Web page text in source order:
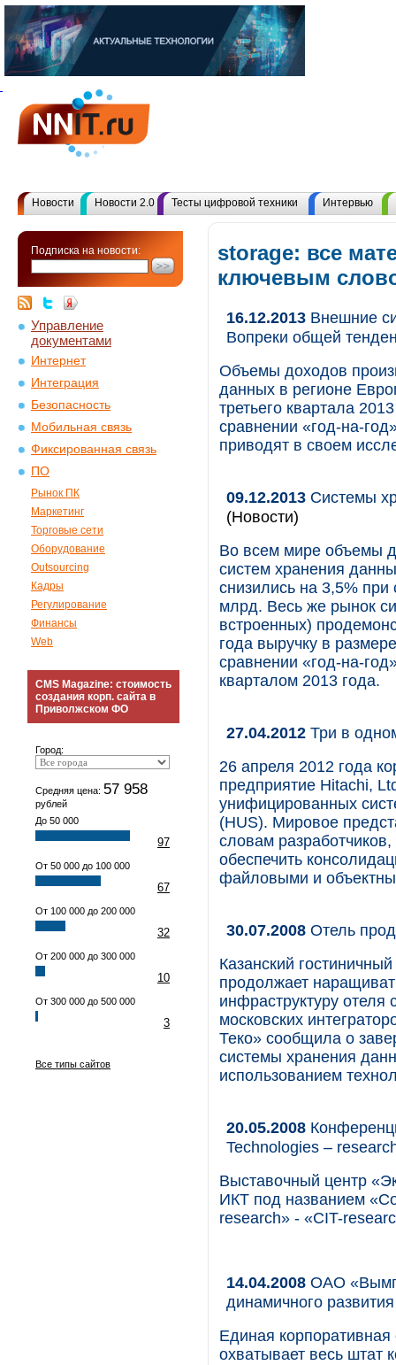
Новости Новости 2.0 Тесты цифровой техники Интервью
Подписка на новости:
Управление
документами
Интернет
Интеграция
Безопасность
Мобильная связь
Фиксированная связь
ПО
Рынок ПК
Маркетинг
Торговые сети
Оборудование
Outsourcing
Кадры
Регулирование
Финансы
Web
CMS Magazine: стоимость
создания корп. сайта в
Приволжском ФО
Город:
Средняя цена: 57 958
рублей
До 50 000
97
От 50 000 до 100 000
67
От 100 000 до 200 000
32
От 200 000 до 300 000
10
От 300 000 до 500 000
3
Все типы сайтов
storage: все
ключевым
16.12.2013 Внешние
Вопреки общей
Объемы доходов
данных в регионе
третьего квартала
сравнении «год-на-
приводят в своем
09.12.2013 Системы
(Новости)
Во всем мире объемы
систем хранения
снизились на 3,5% при
млрд. Весь же рынок
встроенных)
года выручку в
сравнении «год-на-
кварталом 2013 года.
27.04.2012 Три в
26 апреля 2012 года
предприятие Hitachi,
унифицированных
(HUS). Мировое
словам
обеспечить
файловыми и
30.07.2008 Отель
Казанский
продолжает
инфраструктуру
московских
Теко» сообщила о
системы хранения
использованием
20.05.2008
Technologies –
Выставочный центр
ИКТ под названием
research» - «СIT-
14.04.2008 ОАО
динамичного
Единая
охватывает весь штат